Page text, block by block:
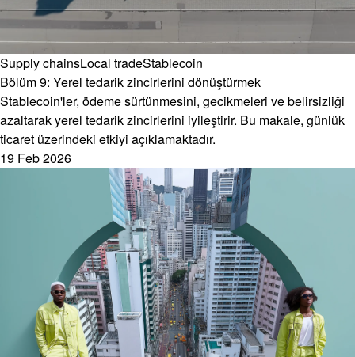
Supply chainsLocal tradeStablecoin
Bölüm 9: Yerel tedarik zincirlerini dönüştürmek
Stablecoin'ler, ödeme sürtünmesini, gecikmeleri ve belirsizliği
azaltarak yerel tedarik zincirlerini iyileştirir. Bu makale, günlük
ticaret üzerindeki etkiyi açıklamaktadır.
19 Feb 2026